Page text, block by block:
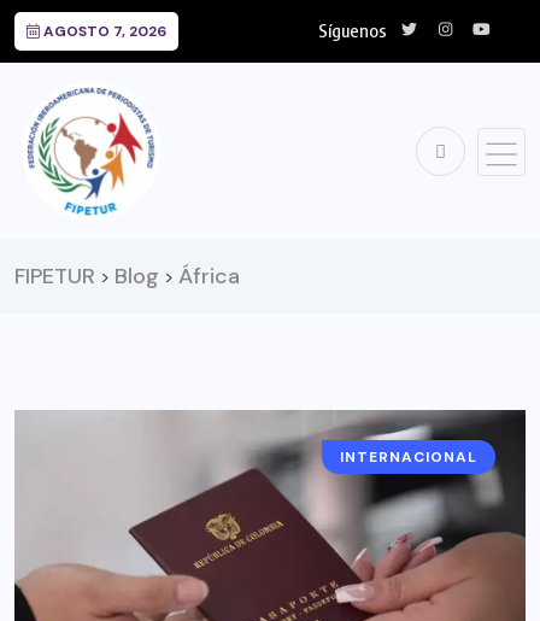
AGOSTO 7, 2026 Síguenos
FIPETUR > Blog > África
INTERNACIONAL